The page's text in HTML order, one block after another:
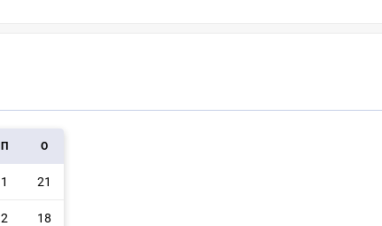
П О
1 21
2 18